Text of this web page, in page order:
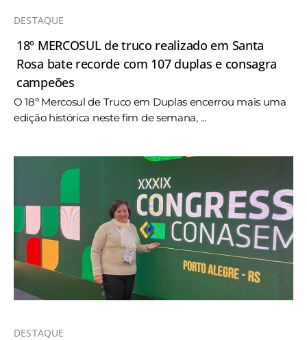
DESTAQUE
18º MERCOSUL de truco realizado em Santa
Rosa bate recorde com 107 duplas e consagra
campeões
O 18º Mercosul de Truco em Duplas encerrou mais uma
edição histórica neste fim de semana, ...
DESTAQUE